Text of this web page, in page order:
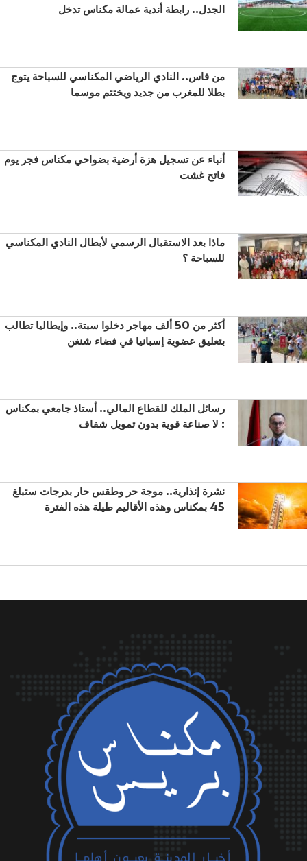
الجدل.. رابطة أندية عمالة مكناس تدخل
من فاس.. النادي الرياضي المكناسي للسباحة يتوج
بطلا للمغرب من جديد ويختتم موسما
أنباء عن تسجيل هزة أرضية بضواحي مكناس فجر يوم
فاتح غشت
ماذا بعد الاستقبال الرسمي لأبطال النادي المكناسي
للسباحة ؟
أكثر من 50 ألف مهاجر دخلوا سبتة.. وإيطاليا تطالب
بتعليق عضوية إسبانيا في فضاء شنغن
رسائل الملك للقطاع المالي.. أستاذ جامعي بمكناس
: لا صناعة قوية بدون تمويل شفاف
نشرة إنذارية.. موجة حر وطقس حار بدرجات ستبلغ
45 بمكناس وهذه الأقاليم طيلة هذه الفترة